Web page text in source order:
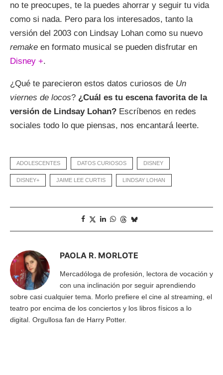
no te preocupes, te la puedes ahorrar y seguir tu vida
como si nada. Pero para los interesados, tanto la
versión del 2003 con Lindsay Lohan como su nuevo
remake en formato musical se pueden disfrutar en
Disney +.
¿Qué te parecieron estos datos curiosos de Un
viernes de locos? ¿Cuál es tu escena favorita de la
versión de Lindsay Lohan? Escríbenos en redes
sociales todo lo que piensas, nos encantará leerte.
ADOLESCENTES DATOS CURIOSOS DISNEY
DISNEY+ JAIME LEE CURTIS LINDSAY LOHAN
PAOLA R. MORLOTE
Mercadóloga de profesión, lectora de vocación y
con una inclinación por seguir aprendiendo
sobre casi cualquier tema. Morlo prefiere el cine al streaming, el
teatro por encima de los conciertos y los libros físicos a lo
digital. Orgullosa fan de Harry Potter.